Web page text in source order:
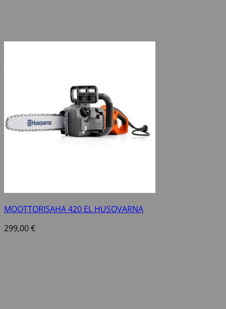
MOOTTORISAHA 420 EL HUSQVARNA
299,00€